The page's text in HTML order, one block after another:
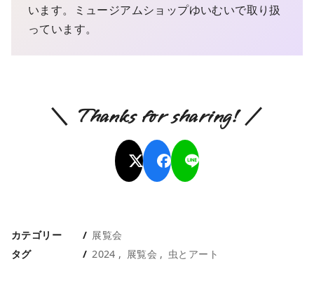
います。ミュージアムショップゆいむいで取り扱
っています。
＼ Thanks for sharing! ／
カテゴリー
展覧会
タグ
2024 展覧会 虫とアート